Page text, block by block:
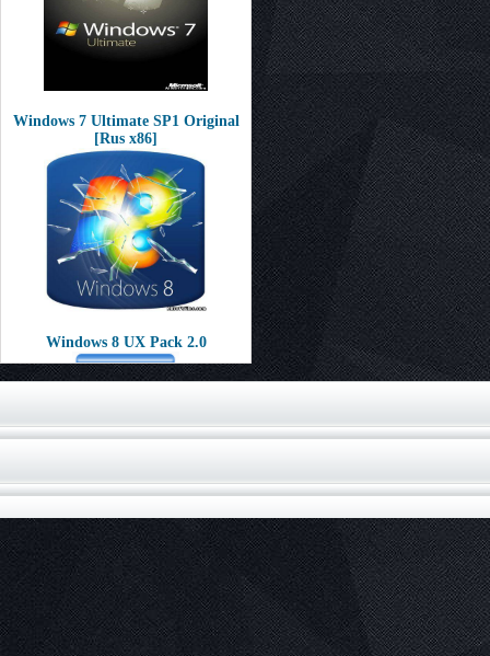
Windows 7 Ultimate SP1 Original
[Rus x86]
Windows 8 UX Pack 2.0